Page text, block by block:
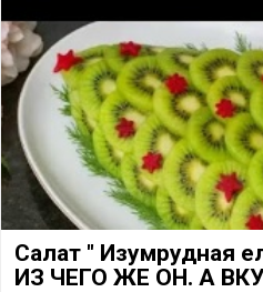
Салат " Изумрудная
ИЗ ЧЕГО ЖЕ ОН. А